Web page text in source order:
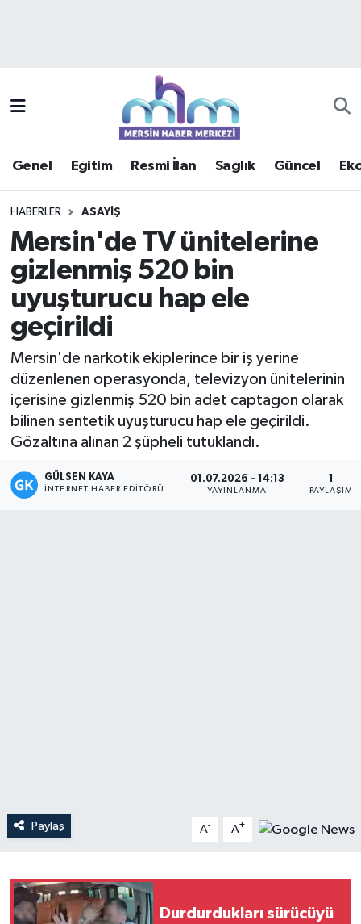
Genel Eğitim Resmi İlan Sağlık Güncel
HABERLER ASAYIŞ
Mersin'de TV ünitelerine
gizlenmiş 520 bin
uyuşturucu hap ele
geçirildi
Mersin'de narkotik ekiplerince bir iş yerine
düzenlenen operasyonda, televizyon ünitelerinin
içerisine gizlenmiş 520 bin adet captagon olarak
bilinen sentetik uyuşturucu hap ele geçirildi.
Gözaltına alınan 2 şüpheli tutuklandı.
GÜLSEN KAYA
İNTERNET HABER EDITÖRÜ
01.07.2026 - 14:13
YAYINLANMA PAYLAŞIM
Paylaş A- A+
Durdurdukları sürücüyü
Güncel
Haberde insan
Kültür - Sanat
Mersin Tarihi
Mersin Trafik Yoğunluk Haritası
Süper Lig Puan Durumu ve Fikstür
Haber Arşivi